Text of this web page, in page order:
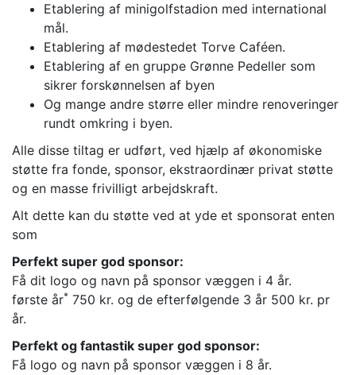
Etablering af minigolfstadion med international
mål.
Etablering af mødestedet Torve Caféen.
Etablering af en gruppe Grønne Pedeller som
sikrer forskønnelsen af byen
Og mange andre større eller mindre renoveringer
rundt omkring i byen.
Alle disse tiltag er udført, ved hjælp af økonomiske
støtte fra fonde, sponsor, ekstraordinær privat støtte
og en masse frivilligt arbejdskraft.
Alt dette kan du støtte ved at yde et sponsorat enten
som
Perfekt super god sponsor:
Få dit logo og navn på sponsor væggen i 4 år.
første år* 750 kr. og de efterfølgende 3 år 500 kr. pr
år.
Perfekt og fantastik super god sponsor:
Få logo og navn på sponsor væggen i 8 år.